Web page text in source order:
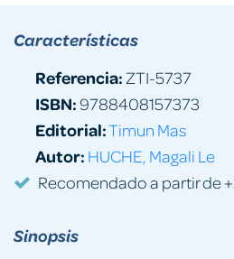
Sinopsis
Características
Referencia: ZTI-5737
ISBN:9788408157373
Editorial:Timun Mas
Autor: HUCHE, Magali Le
Recomendado a partir de